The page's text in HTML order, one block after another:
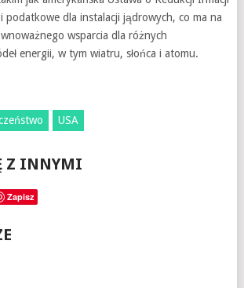
podatkowe dla instalacji jądrowych, co ma na
wsparcia dla różnych
energii, w tym wiatru, słońca i atomu.
USA
Z INNYMI
Zapisz